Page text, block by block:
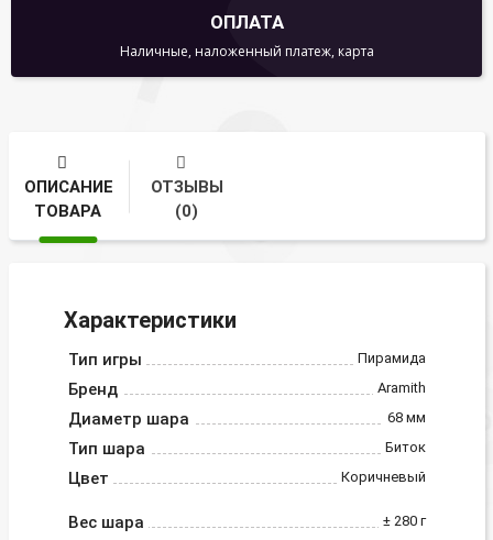
ОПЛАТА
Наличные, наложенный платеж, карта
ОПИСАНИЕ
ТОВАРА
ОТЗЫВЫ
(0)
Характеристики
Тип игры Пирамида
Бренд Aramith
Диаметр шара 68 мм
Тип шара Биток
Цвет Коричневый
Вес шара ± 280 г